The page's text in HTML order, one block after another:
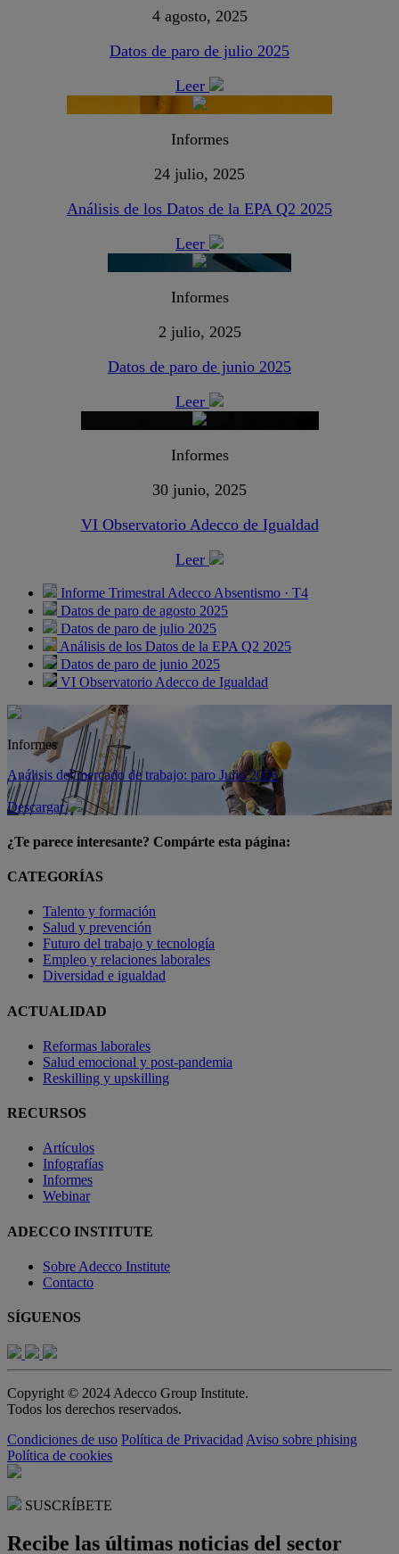
4 agosto, 2025
Datos de paro de julio 2025
Leer
Informes
24 julio, 2025
Análisis de los Datos de la EPA Q2 2025
Leer
Informes
2 julio, 2025
Datos de paro de junio 2025
Leer
Informes
30 junio, 2025
VI Observatorio Adecco de Igualdad
Leer
Informe Trimestral Adecco Absentismo · T4
Datos de paro de agosto 2025
Datos de paro de julio 2025
Análisis de los Datos de la EPA Q2 2025
Datos de paro de junio 2025
VI Observatorio Adecco de Igualdad
Informes
Análisis del mercado de trabajo: paro Julio 2026
Descargar
¿Te parece interesante? Compárte esta página:
CATEGORÍAS
Talento y formación
Salud y prevención
Futuro del trabajo y tecnología
Empleo y relaciones laborales
Diversidad e igualdad
ACTUALIDAD
Reformas laborales
Salud emocional y post-pandemia
Reskilling y upskilling
RECURSOS
Artículos
Infografías
Informes
Webinar
ADECCO INSTITUTE
Sobre Adecco Institute
Contacto
SÍGUENOS
Copyright © 2024 Adecco Group Institute.
Todos los derechos reservados.
Condiciones de uso Política de PrivacidadAviso sobre phising
Política de cookies
SUSCRÍBETE
Recibe las últimas noticias del sector